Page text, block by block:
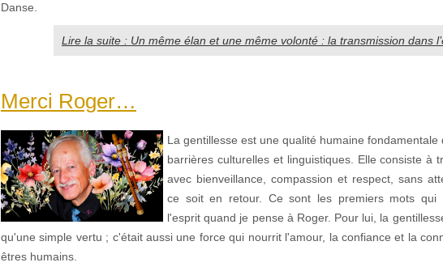
Danse.
Lire la suite : Un même élan et une même volonté : la transmission dans
Merci Roger…
La gentillesse est une qualité humaine fondamentale
barrières culturelles et linguistiques. Elle consiste à
avec bienveillance, compassion et respect, sans
ce soit en retour. Ce sont les premiers mots qui
l'esprit quand je pense à Roger. Pour lui, la
qu'une simple vertu ; c'était aussi une force qui nourrit l'amour, la confiance et la
êtres humains.